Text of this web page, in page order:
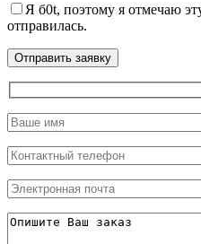
Я б0t, поэтому я отмечаю
отправилась.